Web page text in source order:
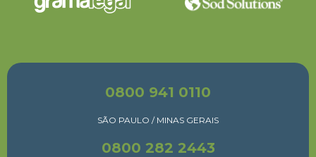
0800 941 0110
SÃO PAULO / MINAS GERAIS
0800 282 2443